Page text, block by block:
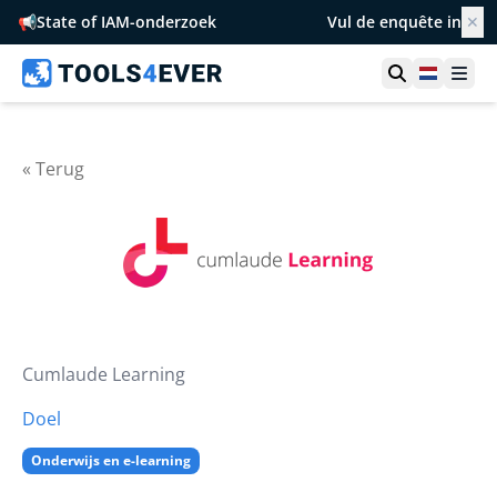
📢State of IAM-onderzoek Vul de enquête in ✕
Toon zoek
« Terug
Cumlaude Learning
Doel
Onderwijs en e-learning